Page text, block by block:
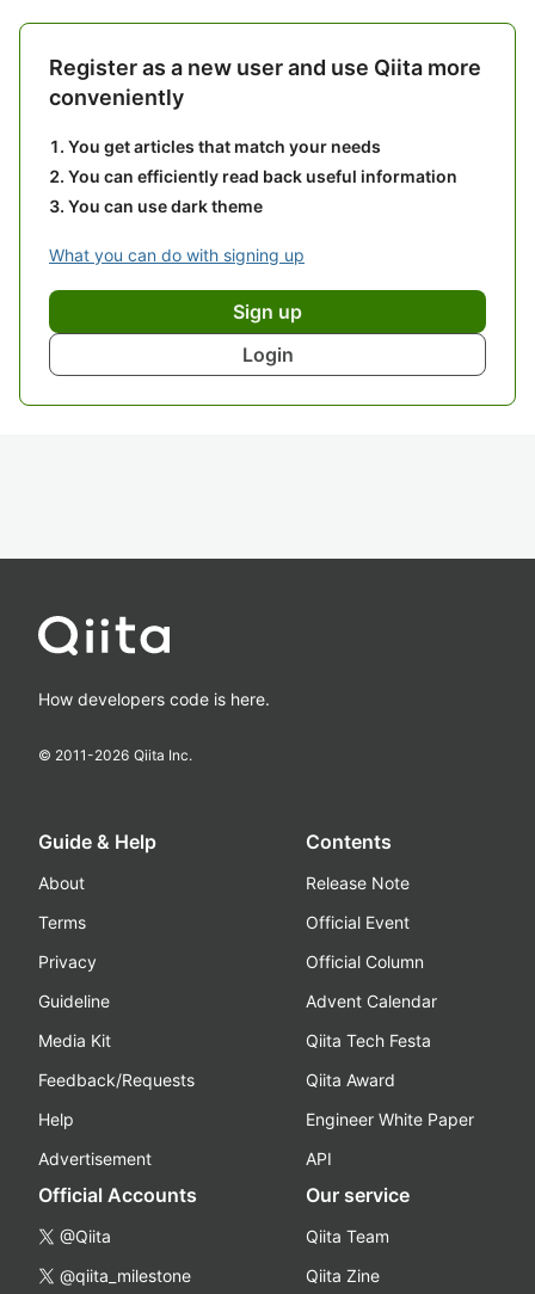
Register as a new user and use Qiita more
conveniently
You get articles that match your needs
You can efficiently read back useful information
You can use dark theme
What you can do with signing up
Sign up
Login
How developers code is here.
© 2011-2026 Qiita Inc.
Guide & Help
About
Terms
Privacy
Guideline
Media Kit
Feedback/Requests
Help
Advertisement
Contents
Release Note
Official Event
Official Column
Advent Calendar
Qiita Tech Festa
Qiita Award
Engineer White Paper
API
Official Accounts
@Qiita
@qiita_milestone
Our service
Qiita Team
Qiita Zine